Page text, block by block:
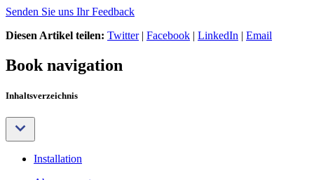
Senden Sie uns Ihr Feedback
Diesen Artikel teilen: Twitter| Facebook | LinkedIn | Email
Book navigation
Inhaltsverzeichnis
Installation